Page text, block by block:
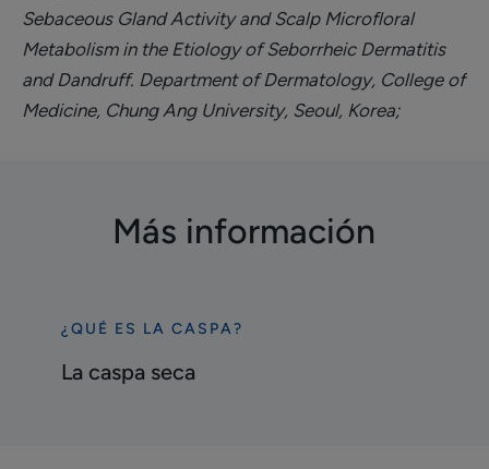
Sebaceous Gland Activity and Scalp Microfloral
Metabolism in the Etiology of Seborrheic Dermatitis
and Dandruff. Department of Dermatology, College of
Medicine, Chung Ang University, Seoul, Korea;
Más información
Descubrir
La
¿QUÉ ES LA CASPA?
La caspa seca